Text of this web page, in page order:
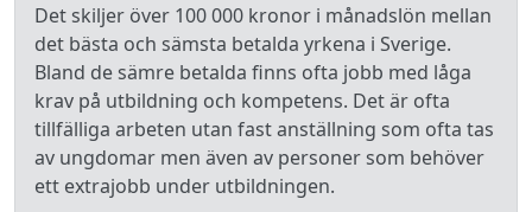
Det skiljer över 100 000 kronor i månadslön mellan
det bästa och sämsta betalda yrkena i Sverige.
Bland de sämre betalda finns ofta jobb med låga
krav på utbildning och kompetens. Det är ofta
tillfälliga arbeten utan fast anställning som ofta tas
av ungdomar men även av personer som behöver
ett extrajobb under utbildningen.